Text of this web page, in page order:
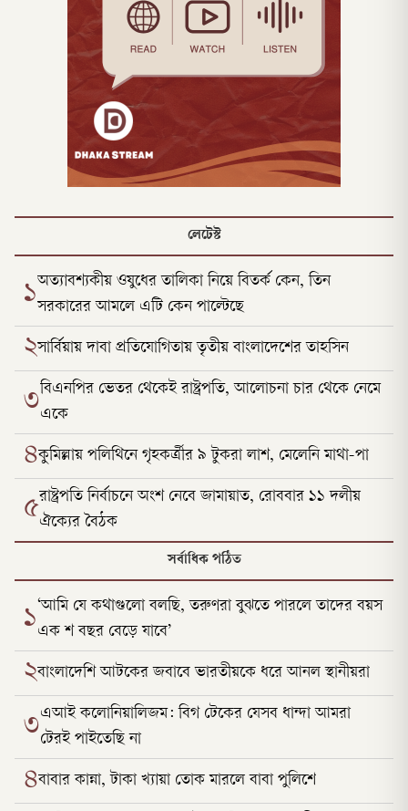
লেটেস্ট
১অত্যাবশ্যকীয় ওষুধের তালিকা নিয়ে বিতর্ক কেন, তিন
সরকারের আমলে এটি কেন পাল্টেছে
২সার্বিয়ায় দাবা প্রতিযোগিতায় তৃতীয় বাংলাদেশের তাহসিন
৩বিএনপির ভেতর থেকেই রাষ্ট্রপতি, আলোচনা চার থেকে নেমে
একে
৪কুমিল্লায় পলিথিনে গৃহকর্ত্রীর ৯ টুকরা লাশ, মেলেনি মাথা-পা
৫রাষ্ট্রপতি নির্বাচনে অংশ নেবে জামায়াত, রোববার ১১ দলীয়
ঐক্যের বৈঠক
সর্বাধিক পঠিত
১‘আমি যে কথাগুলো বলছি, তরুণরা বুঝতে পারলে তাদের বয়স
এক শ বছর বেড়ে যাবে’
২বাংলাদেশি আটকের জবাবে ভারতীয়কে ধরে আনল স্থানীয়রা
৩এআই কলোনিয়ালিজম: বিগ টেকের যেসব ধান্দা আমরা
টেরই পাইতেছি না
৪বাবার কান্না, টাকা খ্যায়া তোক মারলে বাবা পুলিশে